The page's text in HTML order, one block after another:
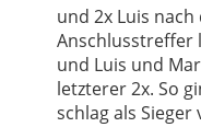
und 2x Luis
Anschlusstreffer
und Luis und
letzterer 2x. So
schlag als Sieger